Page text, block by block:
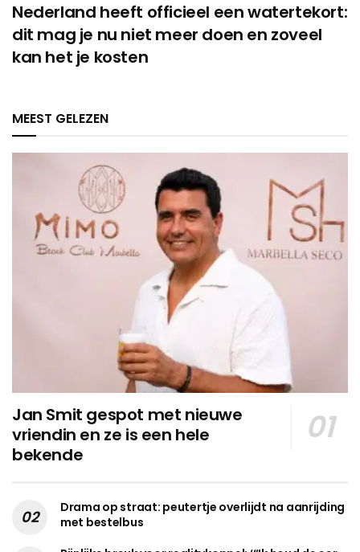
Nederland heeft officieel een watertekort:
dit mag je nu niet meer doen en zoveel
kan het je kosten
MEEST GELEZEN
Jan Smit gespot met nieuwe
vriendin en ze is een hele
bekende
Drama op straat: peutertje overlijdt na aanrijding
met bestelbus